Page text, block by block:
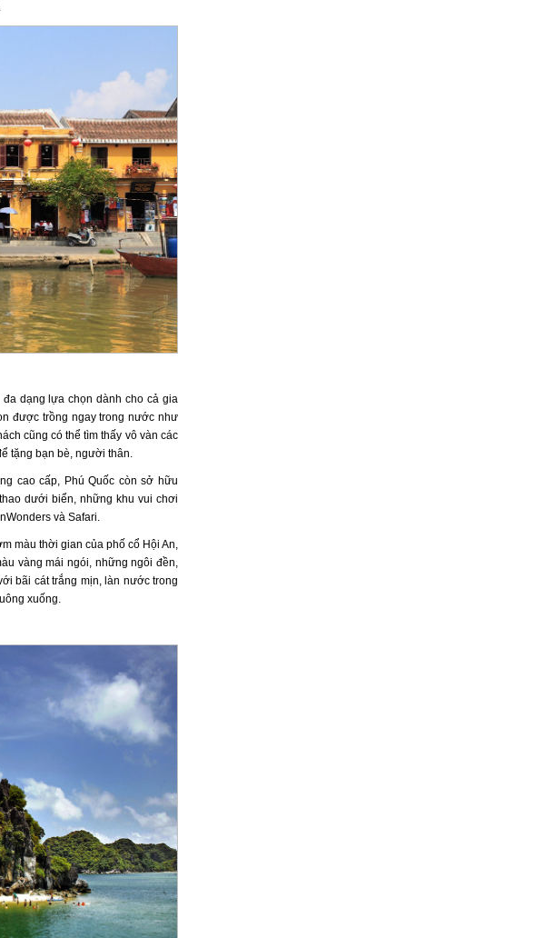
dạng lựa chọn dành cho cả gia
được trồng ngay trong nước như
cũng có thể tìm thấy vô vàn các
tặng bạn bè, người thân.
cao cấp, Phú Quốc còn sở hữu
dưới biển, những khu vui chơi
và Safari.
màu thời gian của phố cổ Hội An,
vàng mái ngói, những ngôi đền,
bãi cát trắng mịn, làn nước trong
xuống.